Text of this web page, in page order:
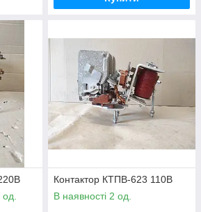
Контактор КТПВ-623 110В
В наявності 2 од.